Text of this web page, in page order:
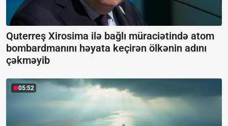
Quterreş Xirosima ilə bağlı müraciətində atom
bombardmanını həyata keçirən ölkənin adını
çəkməyib
05:52